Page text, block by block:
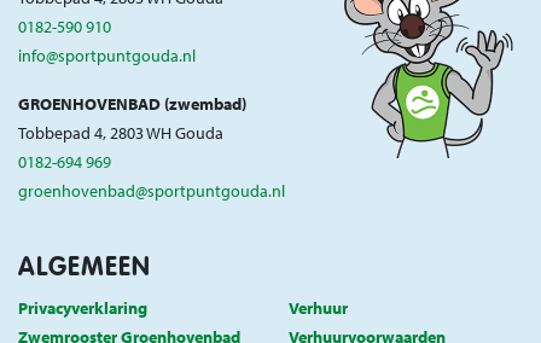
0182-590 910
info@sportpuntgouda.nl
GROENHOVENBAD (zwembad)
Tobbepad 4, 2803 WH Gouda
0182-694 969
groenhovenbad@sportpuntgouda.nl
ALGEMEEN
Privacyverklaring
Verhuur
Zwemrooster Groenhovenbad
Verhuurvoorwaarden